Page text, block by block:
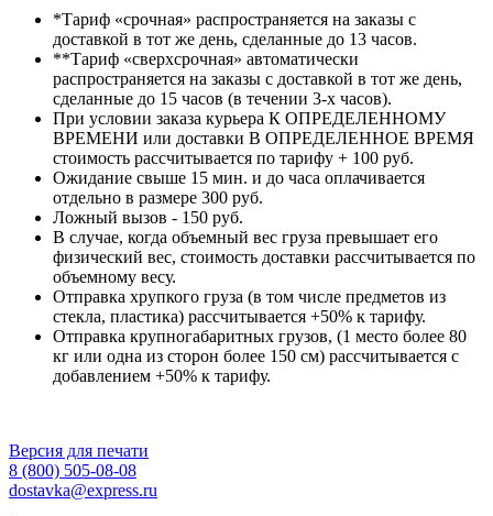
*Тариф «срочная» распространяется на заказы с
доставкой в тот же день, сделанные до 13 часов.
**Тариф «сверхсрочная» автоматически
распространяется на заказы с доставкой в тот же день,
сделанные до 15 часов (в течении 3-х часов).
При условии заказа курьера К ОПРЕДЕЛЕННОМУ
ВРЕМЕНИ или доставки В ОПРЕДЕЛЕННОЕ ВРЕМЯ
стоимость рассчитывается по тарифу + 100 руб.
Ожидание свыше 15 мин. и до часа оплачивается
отдельно в размере 300 руб.
Ложный вызов - 150 руб.
В случае, когда объемный вес груза превышает его
физический вес, стоимость доставки рассчитывается по
объемному весу.
Отправка хрупкого груза (в том числе предметов из
стекла, пластика) рассчитывается +50% к тарифу.
Отправка крупногабаритных грузов, (1 место более 80
кг или одна из сторон более 150 см) рассчитывается с
добавлением +50% к тарифу.
Версия для печати
8 (800) 505-08-08
dostavka@express.ru